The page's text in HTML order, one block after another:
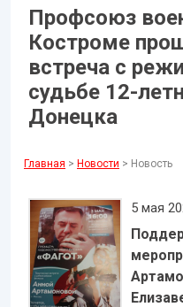
Профсоюз
Костроме
встреча с
судьбе 12-
Донецка
Главная > Новости > Новость
5 мая